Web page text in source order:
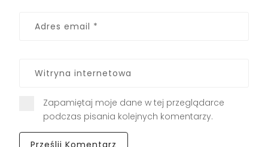
Zapamiętaj moje dane w tej przeglądarce
podczas pisania kolejnych komentarzy.